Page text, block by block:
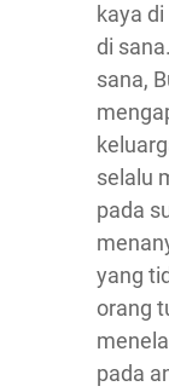
kaya
di
sana,
selalu
pada
yang
orang
pada